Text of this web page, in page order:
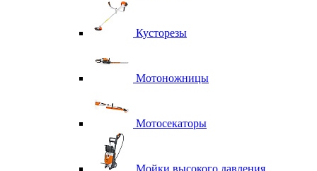
Кусторезы
Мотоножницы
Мотосекаторы
Мойки высокого давления